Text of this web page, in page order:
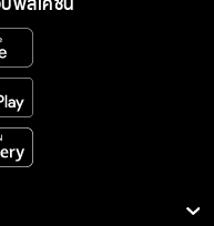
นห่านมิใช่หงส์ EP.15
นห่านมิใช่หงส์ EP.16